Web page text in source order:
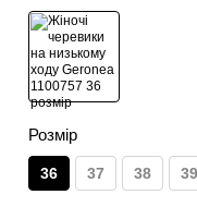
Розмір
36 37 38 39